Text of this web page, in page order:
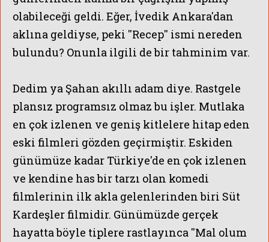
olabileceği geldi. Eğer, İvedik Ankara'dan
aklına geldiyse, peki ''Recep'' ismi nereden
bulundu? Onunla ilgili de bir tahminim var.
Dedim ya Şahan akıllı adam diye. Rastgele
plansız programsız olmaz bu işler. Mutlaka
en çok izlenen ve geniş kitlelere hitap eden
eski filmleri gözden geçirmiştir. Eskiden
günümüze kadar Türkiye'de en çok izlenen
ve kendine has bir tarzı olan komedi
filmlerinin ilk akla gelenlerinden biri Süt
Kardeşler filmidir. Günümüzde gerçek
hayatta böyle tiplere rastlayınca ''Mal olum